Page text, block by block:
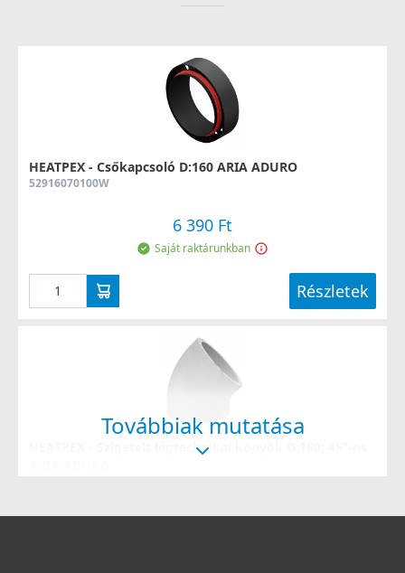
HEATPEX - Csőkapcsoló D:160 ARIA ADURO
52916070100W
6 390 Ft
Saját raktárunkban
Részletek
HEATPEX - Szigetelt légtechnikai könyök D:160; 45°-os
7 990 Ft
Továbbiak mutatása